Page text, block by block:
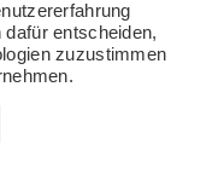
entscheiden,
zuzustimmen